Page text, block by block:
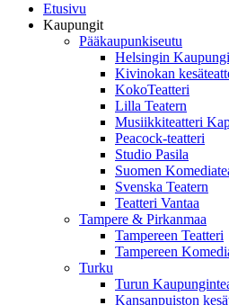
Etusivu
Kaupungit
Pääkaupunkiseutu
Helsingin
Kivinokan
KokoTeatteri
Lilla Teatern
Musiikkiteatteri
Peacock-teatteri
Studio Pasila
Suomen
Svenska Teatern
Teatteri Vantaa
Tampere & Pirkanmaa
Tampereen Teatteri
Tampereen
Turku
Turun
Kansanpuiston